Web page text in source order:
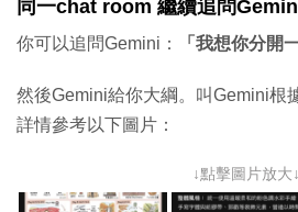
同一chat room 繼續追問
你可以追問Gemini： 「我想你分開
然後Gemini給你大綱。叫Gemini根
詳情參考以下圖片：
↓點擊圖片放大↓